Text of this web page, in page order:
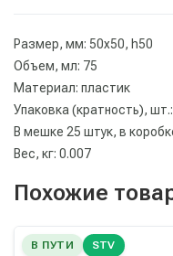
Размер, мм: 50х50, h50
Объем, мл: 75
Материал: пластик
Упаковка (кратность),
В мешке 25 штук, в
Вес, кг: 0.007
Похожие
В ПУТИ STV